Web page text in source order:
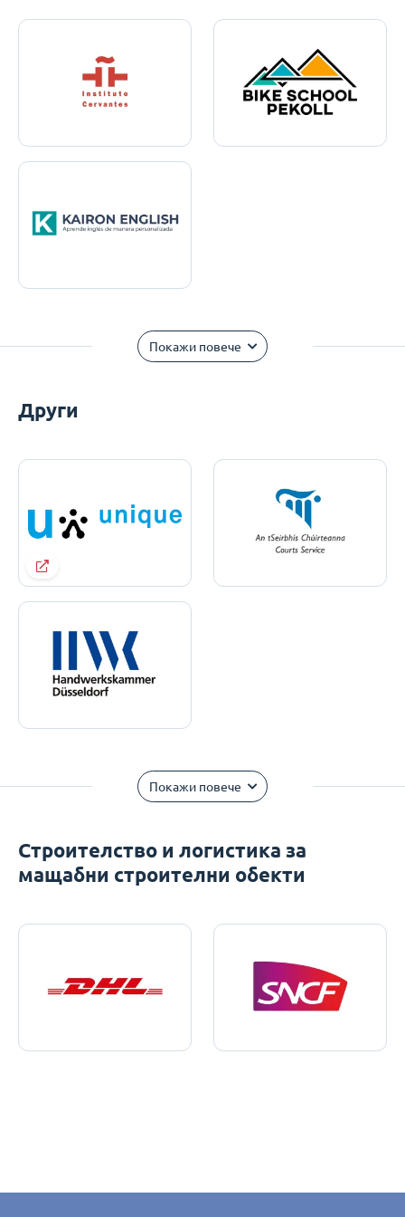
Покажи повече
Други
Покажи повече
Строителство и логистика за
мащабни строителни обекти